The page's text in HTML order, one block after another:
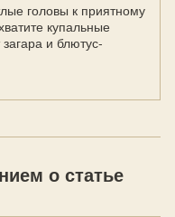
головы к приятному
купальные
и блютус-
о статье